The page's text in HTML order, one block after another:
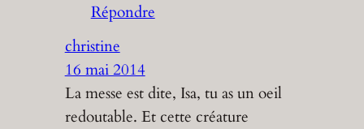
Répondre
christine
16 mai 2014
La messe est dite, Isa, tu as un oeil
redoutable. Et cette créature